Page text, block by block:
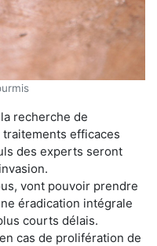
recherche de
efficaces
des experts seront
vont pouvoir prendre
éradication intégrale
courts délais.
cas de prolifération de